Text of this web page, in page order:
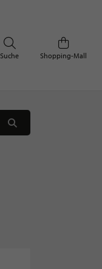
Shopping-Mall
Suche